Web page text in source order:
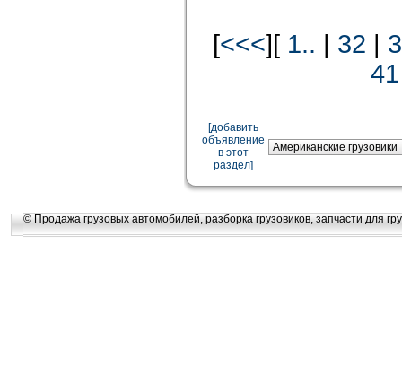
[<<<][ 1.. | 32 |
41
[добавить
объявление
в этот
раздел]
© Продажа грузовых автомобилей, разборка грузовиков, запчасти для